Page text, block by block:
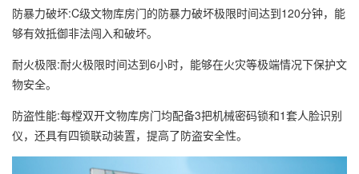
防暴力破坏:C级文物库房门的防暴力破坏极限时间达到120分钟，能
够有效抵御非法闯入和破坏。
耐火极限:耐火极限时间达到6小时，能够在火灾等极端情况下保护文
物安全。
防盗性能:每樘双开文物库房门均配备3把机械密码锁和1套人脸识别
仪，还具有四锁联动装置，提高了防盗安全性。